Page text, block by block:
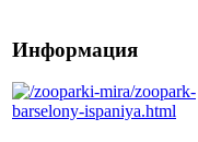
Информация